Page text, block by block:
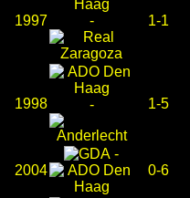
1997 - 1-1
1998 - 1-5
2004
-
0-6